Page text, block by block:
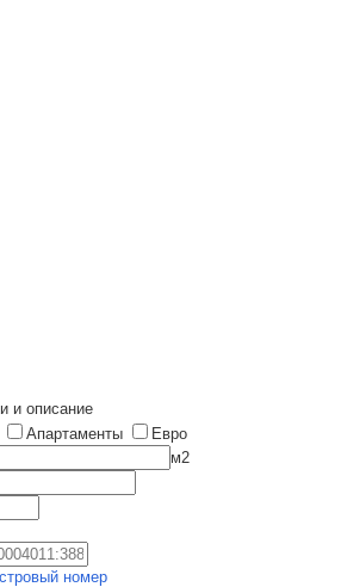
и описание
Апартаменты
Евро
м2
номер